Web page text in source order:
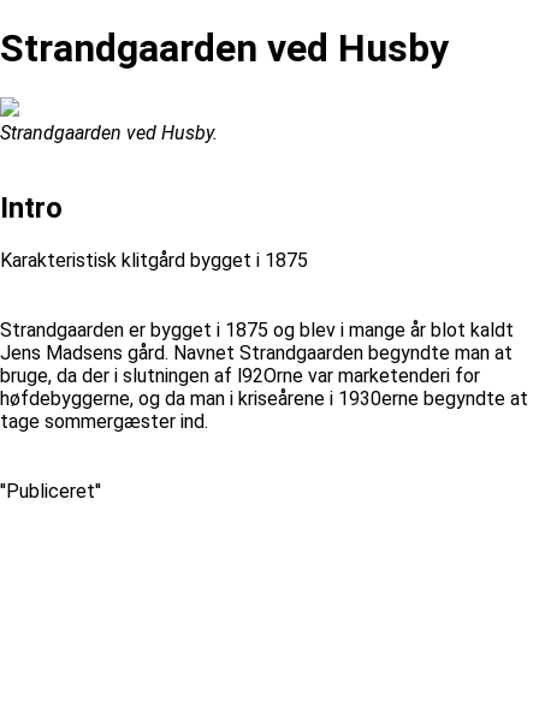
Strandgaarden ved Husby
Strandgaarden ved Husby.
Intro
Karakteristisk klitgård bygget i 1875
Strandgaarden er bygget i 1875 og blev i mange år blot kaldt
Jens Madsens gård. Navnet Strandgaarden begyndte man at
bruge, da der i slutningen af l92Orne var marketenderi for
høfdebyggerne, og da man i kriseårene i 1930erne begyndte at
tage sommergæster ind.
''Publiceret''